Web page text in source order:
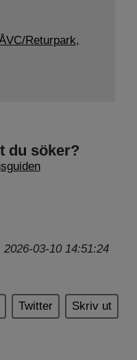
Returpark,
du söker?
03-10 14:51:24
Twitter Skriv ut